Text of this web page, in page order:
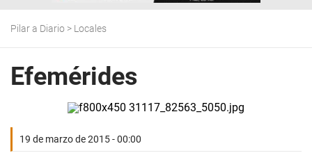
Pilar a Diario > Locales
Efemérides
19 de marzo de 2015 - 00:00